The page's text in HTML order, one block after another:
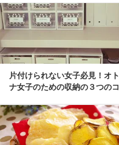
片付けられない女子必見！オト
ナ女子のための収納の３つのコ